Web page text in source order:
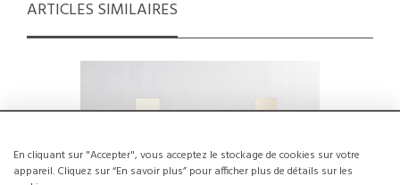
En cliquant sur "Accepter", vous acceptez le stockage de cookies sur votre
appareil. Cliquez sur “En savoir plus” pour afficher plus de détails sur les
ARTICLES SIMILAIRES